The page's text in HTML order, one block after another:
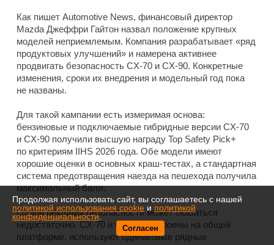
Как пишет Automotive News, финансовый директор
Mazda Джеффри Гайтон назвал положение крупных
моделей неприемлемым. Компания разрабатывает «ряд
продуктовых улучшений» и намерена активнее
продвигать безопасность CX-70 и CX-90. Конкретные
изменения, сроки их внедрения и модельный год пока
не названы.
Для такой кампании есть измеримая основа:
бензиновые и подключаемые гибридные версии CX-70
и CX-90 получили высшую награду Top Safety Pick+
по критериям IIHS 2026 года. Обе модели имеют
хорошие оценки в основных краш-тестах, а стандартная
система предотвращения наезда на пешехода получила
максимальный балл.
Одной рекламы безопасности может оказаться
недостаточно. CX-70 и CX-90 построены на общей
платформе, используют одинаковые рядные
Продолжая использовать сайт, вы соглашаетесь с нашей
политикой использования cookie и политикой
конфиденциальности.
Согласен